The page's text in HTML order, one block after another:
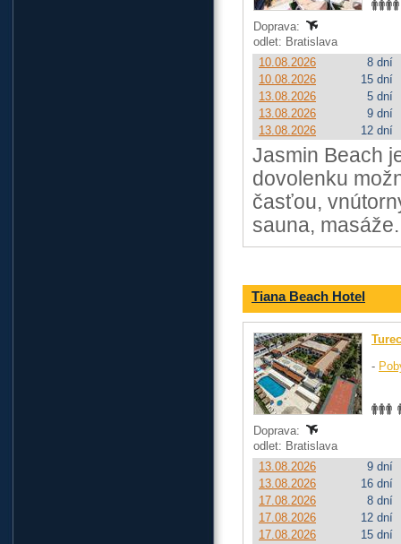
Doprava:
odlet: Bratislava
10.08.2026
8 dní
10.08.2026
15 dní
13.08.2026
5 dní
13.08.2026
9 dní
13.08.2026
12 dní
Jasmin Beach
dovolenku
časťou,
sauna, masáže.
Tiana Beach Hotel
-
Doprava:
odlet: Bratislava
13.08.2026
9 dní
13.08.2026
16 dní
17.08.2026
8 dní
17.08.2026
12 dní
17.08.2026
15 dní